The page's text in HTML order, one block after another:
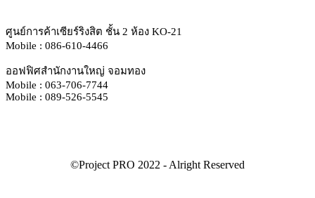
ศูนย์การค้าเซียร์ริงสิต ชั้น 2 ห้อง KO-21
Mobile : 086-610-4466
ออฟฟิศสำนักงานใหญ่ จอมทอง
Mobile : 063-706-7744
Mobile : 089-526-5545